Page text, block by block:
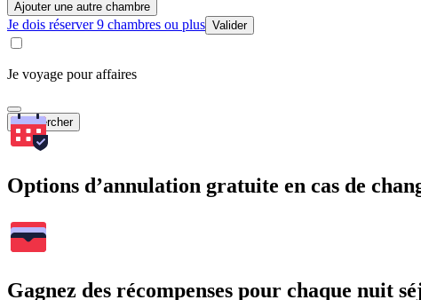
Ajouter une autre chambre
Je dois réserver 9 chambres ou plus Valider
Je voyage pour affaires
Rechercher
Options d’annulation gratuite en cas de
Gagnez des récompenses pour chaque nuit